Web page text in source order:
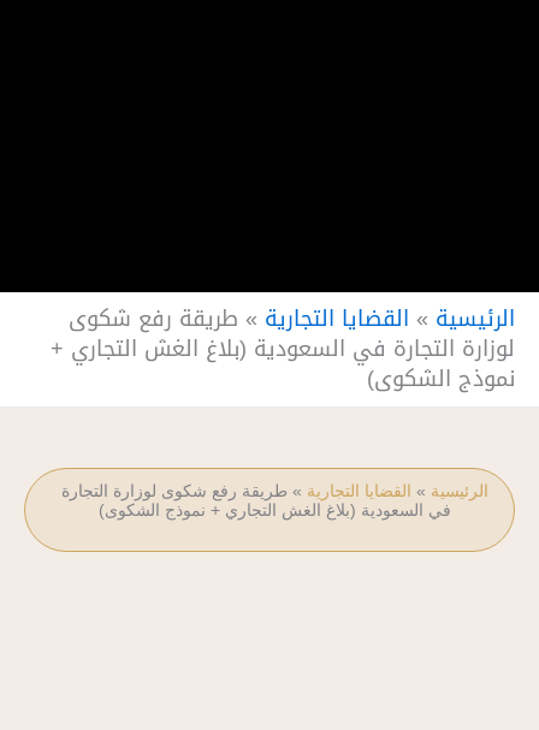
الرئيسية » القضايا التجارية » طريقة رفع شكوى
لوزارة التجارة في السعودية (بلاغ الغش التجاري +
نموذج الشكوى)
الرئيسية » القضايا التجارية » طريقة رفع شكوى لوزارة التجارة
في السعودية (بلاغ الغش التجاري + نموذج الشكوى)